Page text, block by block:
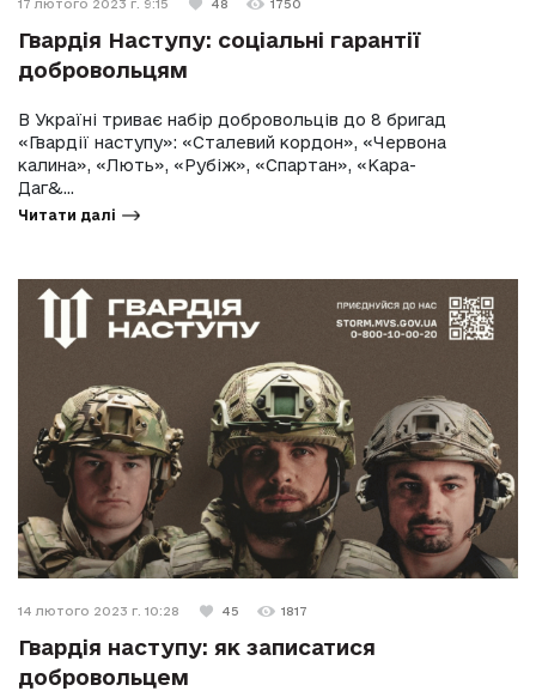
17 лютого 2023 г. 9:15 48 1750
Гвардія Наступу: соціальні гарантії
добровольцям
В Україні триває набір добровольців до 8 бригад
«Гвардії наступу»: «Сталевий кордон», «Червона
калина», «Лють», «Рубіж», «Спартан», «Кара-
Даг&...
Читати далі
14 лютого 2023 г. 10:28 45 1817
Гвардія наступу: як записатися
добровольцем